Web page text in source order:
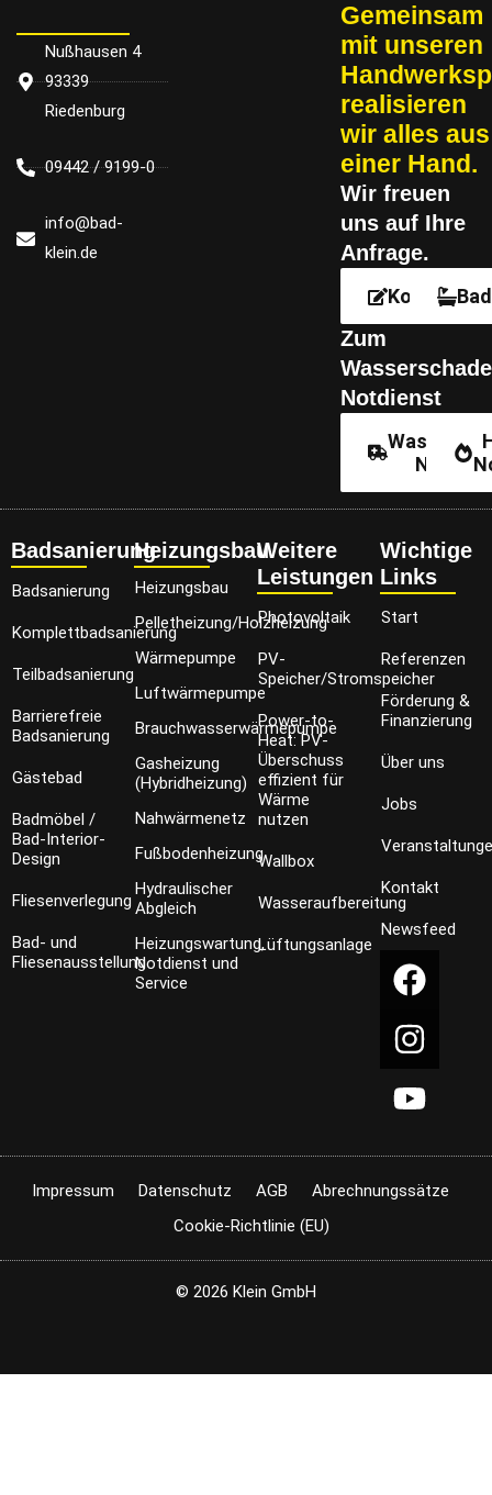
Nußhausen 4
93339
Riedenburg
09442 / 9199-0
info@bad-
klein.de
Gemeinsam
mit un­se­ren
re­a­li­sie­ren
wir alles aus
einer Hand.
Wir freu­en
uns auf Ihre
Anfrage.
Kontakt
Zum
Notdienst
Badsanierung
Badsanierung
Komplettbadsanierung
Teilbadsanierung
Barrierefreie
Badsanierung
Gästebad
Badmöbel /
Bad-Interior-
Design
Fliesenverlegung
Bad- und
Fliesenausstellung
Heizungsbau
Heizungsbau
Pelletheizung/Holzheizung
Wärmepumpe
Luftwärmepumpe
Brauchwasserwärmepumpe
Gasheizung
(Hybridheizung)
Nahwärmenetz
Fußbodenheizung
Hydraulischer
Abgleich
Heizungswartung,
Notdienst und
Service
Weitere
Leistungen
Photovoltaik
PV-
Speicher/Stromspeicher
Power-to-
Heat: PV-
Überschuss
effizient für
Wärme
nutzen
Wallbox
Wasseraufbereitung
Lüftungsanlage
Wichtige
Links
Start
Referenzen
Förderung &
Finanzierung
Über uns
Jobs
Kontakt
Newsfeed
Impressum Datenschutz AGB
Abrechnungssätze
Cookie-Richtlinie (EU)
© 2026 Klein GmbH